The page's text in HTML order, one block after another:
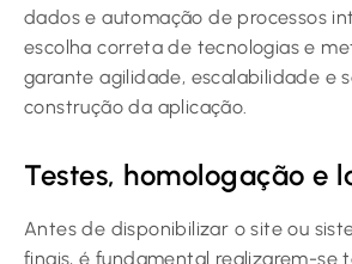
dados e automação de processos
escolha correta de tecnologias e
garante agilidade, escalabilidade e
construção da aplicação.
Testes, homologação e
Antes de disponibilizar o site ou
finais, é fundamental realizarem-se